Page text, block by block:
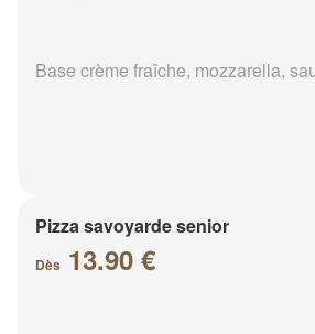
Base crème fraîche, mozzarella,
Pizza savoyarde senior
Dès 13.90 €